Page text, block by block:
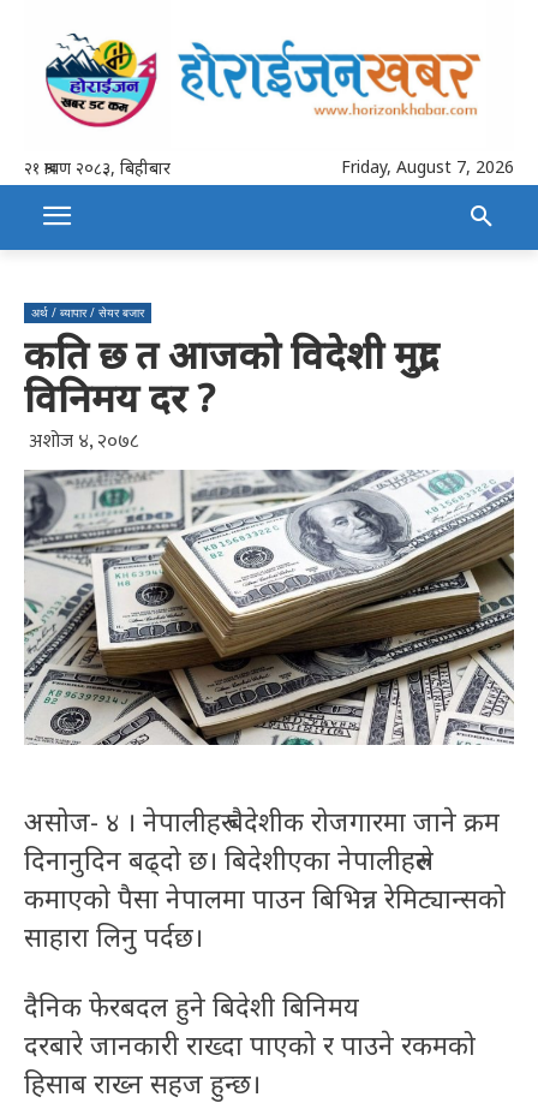
२१ श्रावण २०८३, बिहीबार Friday, August 7, 2026
अर्थ / ब्यापार / सेयर बजार
कति छ त आजको विदेशी मुद्रा
विनिमय दर ?
अशोज ४, २०७८
असोज- ४ । नेपालीहरु बैदेशीक रोजगारमा जाने क्रम
दिनानुदिन बढ्दो छ। बिदेशीएका नेपालीहरुले
कमाएको पैसा नेपालमा पाउन बिभिन्न रेमिट्यान्सको
साहारा लिनु पर्दछ।
दैनिक फेरबदल हुने बिदेशी बिनिमय
दरबारे जानकारी राख्दा पाएको र पाउने रकमको
हिसाब राख्न सहज हुन्छ।